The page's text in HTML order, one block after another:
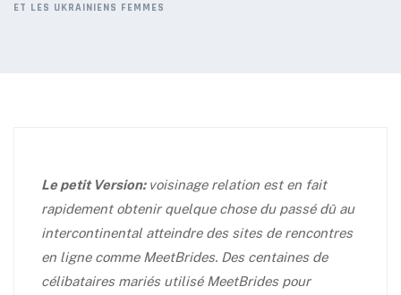
ET LES UKRAINIENS FEMMES
Le petit Version: voisinage relation est en fait
rapidement obtenir quelque chose du passé dû au
intercontinental atteindre des sites de rencontres
en ligne comme MeetBrides. Des centaines de
célibataires mariés utilisé MeetBrides pour